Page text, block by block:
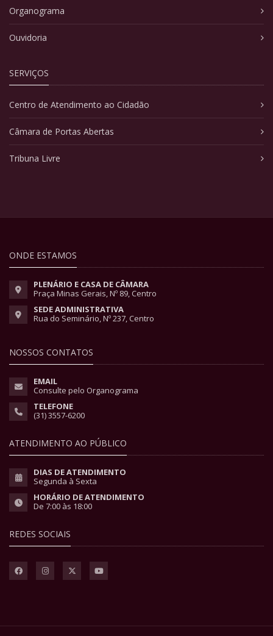
Organograma
Ouvidoria
SERVIÇOS
Centro de Atendimento ao Cidadão
Câmara de Portas Abertas
Tribuna Livre
ONDE ESTAMOS
PLENÁRIO E CASA DE CÂMARA
Praça Minas Gerais, Nº 89, Centro
SEDE ADMINISTRATIVA
Rua do Seminário, Nº 237, Centro
NOSSOS CONTATOS
EMAIL
Consulte pelo Organograma
TELEFONE
(31) 3557-6200
ATENDIMENTO AO PÚBLICO
DIAS DE ATENDIMENTO
Segunda à Sexta
HORÁRIO DE ATENDIMENTO
De 7:00 às 18:00
REDES SOCIAIS